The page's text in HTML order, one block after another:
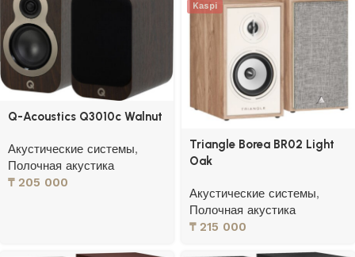
Q-Acoustics Q3010c Walnut
Акустические системы,
Полочная акустика
₸205 000
Kaspi
Triangle Borea BR02 Light
Oak
Акустические системы,
Полочная акустика
₸215 000